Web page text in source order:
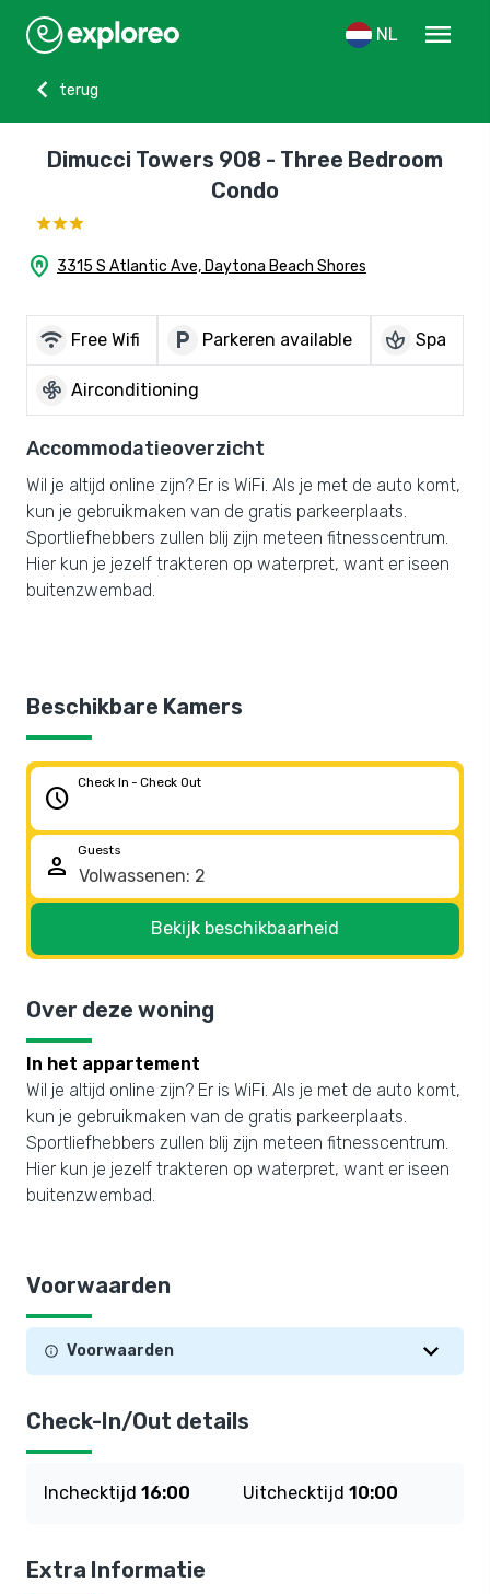
NL
menu
chevron_left
terug
Dimucci Towers 908 - Three Bedroom
Condo
home_pin 3315 S Atlantic Ave, Daytona Beach Shores
wifi Free Wifi local_parking Parkeren available spa Spa
mode_fan Airconditioning
Accommodatieoverzicht
Wil je altijd online zijn? Er is WiFi. Als je met de auto komt,
kun je gebruikmaken van de gratis parkeerplaats.
Sportliefhebbers zullen blij zijn meteen fitnesscentrum.
Hier kun je jezelf trakteren op waterpret, want er iseen
buitenzwembad.
Beschikbare Kamers
schedule
Check In - Check Out
person
Guests
Bekijk beschikbaarheid
Over deze woning
In het appartement
Wil je altijd online zijn? Er is WiFi. Als je met de auto komt,
kun je gebruikmaken van de gratis parkeerplaats.
Sportliefhebbers zullen blij zijn meteen fitnesscentrum.
Hier kun je jezelf trakteren op waterpret, want er iseen
buitenzwembad.
Voorwaarden
Voorwaarden
Check-In/Out details
Inchecktijd 16:00 Uitchecktijd 10:00
Extra Informatie